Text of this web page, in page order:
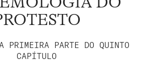
PRIMEIRA PARTE DO QUINTO
CAPÍTULO